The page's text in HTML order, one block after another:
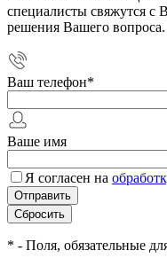
специалисты свяжутся с
решения Вашего вопроса.
Ваш телефон*
Ваше имя
Я согласен на
* - Поля, обязательные